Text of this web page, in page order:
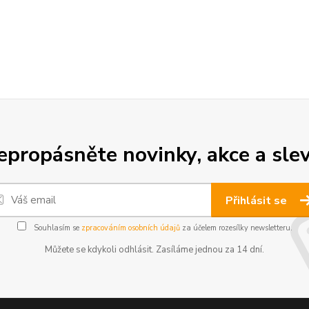
novinky, akce a
Přihlásit se
Souhlasím se zpracováním osobních údajůza účelem rozesílky newsletteru.
Můžete se kdykoli odhlásit. Zasíláme jednou za 14 dní.